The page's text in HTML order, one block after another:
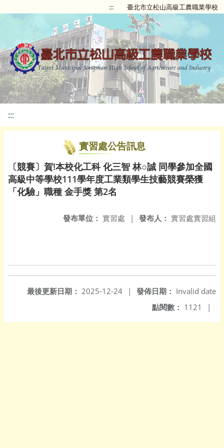
::: 臺北市立松山高級工農職業學校
:::
實習處公告訊息
〔競賽〕賀!本校化工科 化三智 林○誠 同學參加全國
高級中等學校111學年度工業類學生技藝競賽榮獲
「化驗」職種 金手獎 第2名
發布人： 實習處實習組
發布單位： 實習處 |
發佈日期： Invalid date
最後更新日期： 2025-12-24
|
點閱數： 1121 |